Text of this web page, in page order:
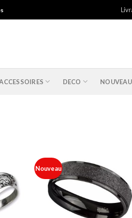
DECO
à ma
liste
Nouveau
à ma
liste